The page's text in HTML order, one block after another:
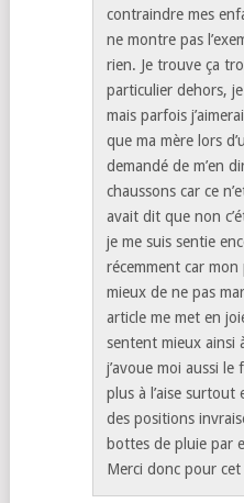
contraindre mes
ne montre pas
rien. Je trouve ça
particulier dehors,
mais parfois
que ma mère lors
demandé de m’en
chaussons car ce
avait dit que non
je me suis sentie
récemment car mon
mieux de ne pas
article me met en
sentent mieux ainsi
j’avoue moi aussi
plus à l’aise surtout
des positions
bottes de pluie par
Merci donc pour